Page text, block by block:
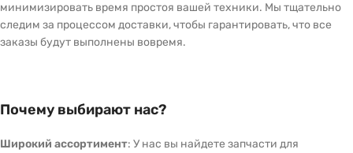
минимизировать время простоя вашей техники. Мы тщательно
следим за процессом доставки, чтобы гарантировать, что все
заказы будут выполнены вовремя.
Почему выбирают нас?
Широкий ассортимент: У нас вы найдете запчасти для